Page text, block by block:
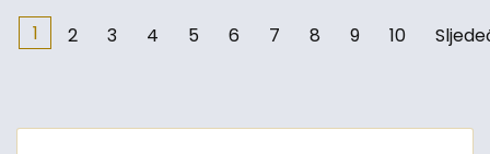
1 2 3 4 5 6 7 8 9 10